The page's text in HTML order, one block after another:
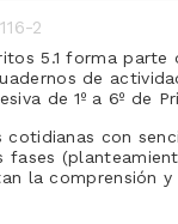
2
5.1 forma parte
de
de 1º a 6º de
cotidianas con
fases
la comprensión y